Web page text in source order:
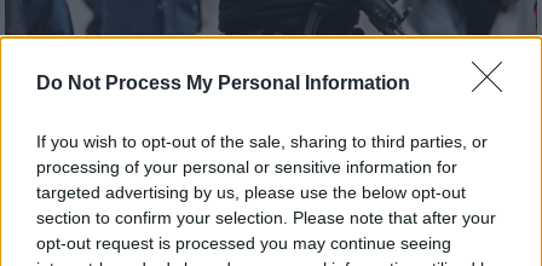
Do Not Process My Personal Information
If you wish to opt-out of the sale, sharing to third parties, or
processing of your personal or sensitive information for
targeted advertising by us, please use the below opt-out
section to confirm your selection. Please note that after your
opt-out request is processed you may continue seeing
Κόσμος|07.01.2024 23:01
Παραμένει υψηλό το επίπεδο
τρομοκρατικής απειλής σύμφωνα με
την υπηρεσία ασφαλείας της Σουηδίας